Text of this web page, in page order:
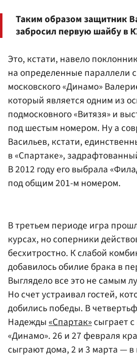
Таким образом защитник
забросил первую шайбу в
Это, кстати, навело
на определенные параллели
московского «Динамо»
который является одним из
подмосковного «Витязя» и
под шестым номером. Ну а
Васильев, кстати,
в «Спартаке»,
В 2012 году его выбрала
под общим 201-м номером.
В третьем периоде игра
курсах, но соперники
бесхитростно. К слабой
добавилось обилие брака в
Выглядело все это не самым
Но счет устраивал гостей,
добились победы. В
Надежды«Спартак»сыграет
«Динамо». 26 и 27 февраля
сыграют дома, 2 и 3 марта — в